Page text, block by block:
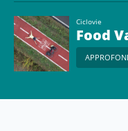
Ciclovie
Food